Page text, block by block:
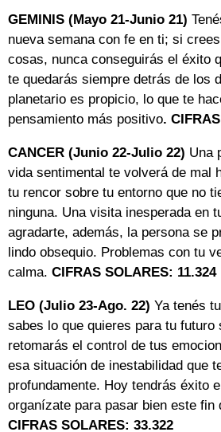
GEMINIS (Mayo 21-Junio 21)
nueva semana con fe en ti; si
cosas, nunca conseguirás el éxito
te quedarás siempre detrás de los
planetario es propicio, lo que te
pensamiento más positivo.
CANCER (Junio 22-Julio 22) Una
vida sentimental te volverá de mal
tu rencor sobre tu entorno que no
ninguna. Una visita inesperada en
agradarte, además, la persona se
lindo obsequio. Problemas con tu
calma. CIFRAS SOLARES: 11.324
LEO (Julio 23-Ago. 22) Ya tenés
sabes lo que quieres para tu futuro
retomarás el control de tus
esa situación de inestabilidad que
profundamente. Hoy tendrás éxito
organízate para pasar bien este fin
CIFRAS SOLARES: 33.322